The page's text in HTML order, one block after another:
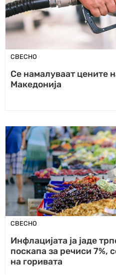
СВЕСНО
Се намалуваат цените
Македонија
СВЕСНО
Инфлацијата ја јаде
поскапа за речиси 7%,
на горивата